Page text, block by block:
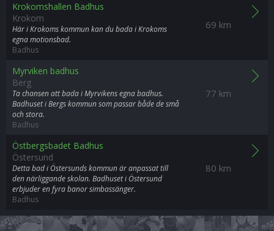
69 km
Krokomshallen Badhus
Krokom
Här i Krokoms kommun kan du bada i Krokoms
egna motionsbad.
Badhus
77 km
Myrviken badhus
Berg
Ta chansen att bada i Myrvikens egna badhus.
Badhuset i Bergs kommun som passar både de små
och stora.
Badhus
80 km
Östbergsbadet Badhus
Östersund
Detta bad i Östersunds kommun är anpassat till
den närliggande skolan. Badhuset i Östersund
erbjuder en fyra banor simbassänger.
Badhus